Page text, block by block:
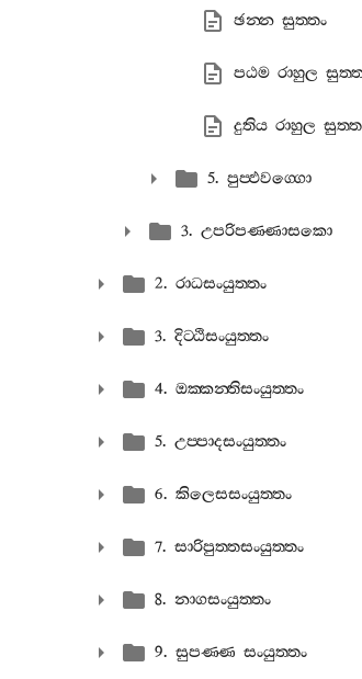
ඡන‍්න සුත‍්තං
පඨම රාහුල
දුතිය රාහුල
5. පුප‍්ඵවග‍්ගො
3. උපරිපණ‍්ණාසකො
2. රාධසංයුත‍්තං
3. දිට‍්ඨිසංයුත‍්තං
4. ඔක‍්කන‍්තිසංයුත‍්තං
5. උප‍්පාදසංයුත‍්තං
6. කිලෙසසංයුත‍්තං
7. සාරිපුත‍්තසංයුත‍්තං
8. නාගසංයුත‍්තං
9. සුපණ‍්ණ සංයුත‍්තං